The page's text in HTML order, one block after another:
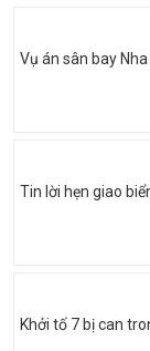
Vụ án sân bay
Tin lời hẹn giao
Khởi tố 7 bị can